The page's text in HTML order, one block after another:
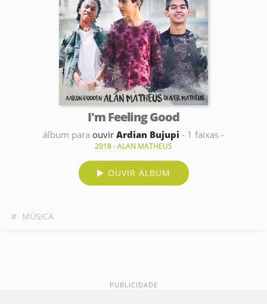
I'm Feeling Good
álbum para ouvir Ardian Bujupi - 1 faixas -
2018 - ALAN MATHEUS
OUVIR ÁLBUM
# MÚSICA